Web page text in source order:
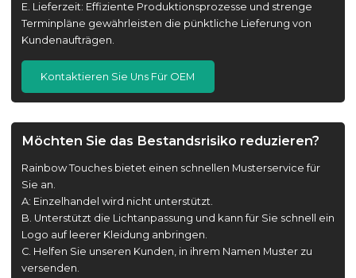
E. Lieferzeit: Effiziente Produktionsprozesse und strenge
Terminpläne gewährleisten die pünktliche Lieferung von
Kundenaufträgen.
Kontaktieren Sie Uns Für OEM
Möchten Sie das Bestandsrisiko reduzieren?
Rainbow Touches bietet einen schnellen Musterservice für
Sie an.
A: Einzelhandel wird nicht unterstützt.
B. Unterstützt die Lichtanpassung und kann für Sie schnell ein
Logo auf leerer Kleidung anbringen.
C. Helfen Sie unseren Kunden, in ihrem Namen Muster zu
versenden.